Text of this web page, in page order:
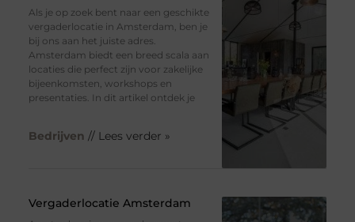
Als je op zoek bent naar een geschikte
vergaderlocatie in Amsterdam, ben je
bij ons aan het juiste adres.
Amsterdam biedt een breed scala aan
locaties die perfect zijn voor zakelijke
bijeenkomsten, workshops en
presentaties. In dit artikel ontdek je
Bedrijven // Lees verder »
Vergaderlocatie Amsterdam